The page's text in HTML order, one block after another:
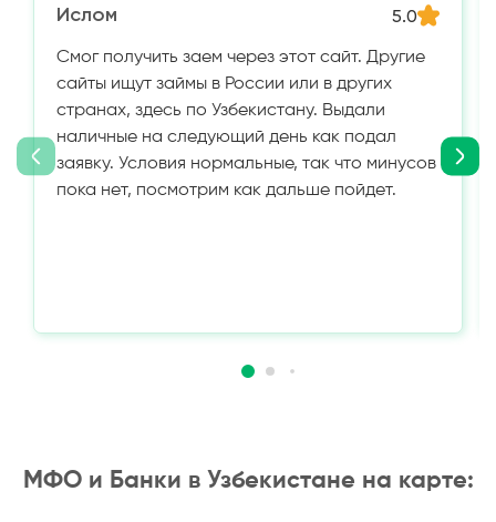
Ислом 5.0
Смог получить заем через этот сайт. Другие
сайты ищут займы в России или в других
странах, здесь по Узбекистану. Выдали
наличные на следующий день как подал
заявку. Условия нормальные, так что минусов
пока нет, посмотрим как дальше пойдет.
МФО и Банки в Узбекистане на карте: